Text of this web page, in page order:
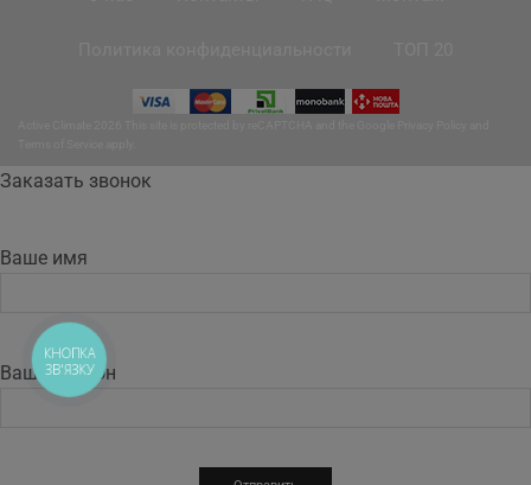
Заказать звонок
Ваше имя
Ваш телефон
КНОПКА
ЗВ'ЯЗКУ